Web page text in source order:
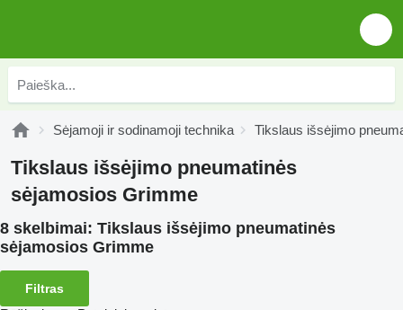
Sėjamoji ir sodinamoji technika Tikslaus išsėjimo
Tikslaus išsėjimo pneumatinės
sėjamosios Grimme
8 skelbimai: Tikslaus išsėjimo pneumatinės
sėjamosios Grimme
Filtras